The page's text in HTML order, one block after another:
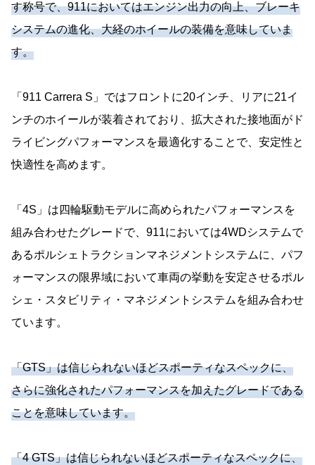
す称号で、911においてはエンジン出力の向上、ブレーキ
システムの進化、大経のホイールの装備を意味していま
す。
「911 Carrera S」ではフロントに20インチ、リアに21イ
ンチのホイールが装着されており、拡大された接地面がド
ライビングパフォーマンスを最適化することで、安定性と
快適性を高めます。
「4S」は四輪駆動モデルに高められたパフォーマンスを
組み合わせたグレードで、911においては4WDシステムで
あるポルシェトラクションマネジメントシステムに、パフ
ォーマンスの限界域において車両の挙動を安定させるポル
シェ・スタビリティ・マネジメントシステムを組み合わせ
ています。
「GTS」は信じられないほどスポーティなスペックに、
さらに強化されたパフォーマンスを加えたグレードである
ことを意味しています。
「4 GTS」は信じられないほどスポーティなスペックに、